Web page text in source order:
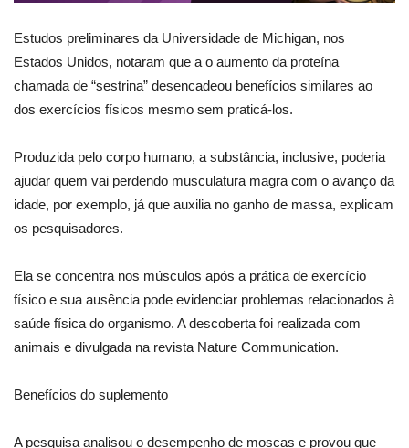
Estudos preliminares da Universidade de Michigan, nos
Estados Unidos, notaram que a o aumento da proteína
chamada de “sestrina” desencadeou benefícios similares ao
dos exercícios físicos mesmo sem praticá-los.
Produzida pelo corpo humano, a substância, inclusive, poderia
ajudar quem vai perdendo musculatura magra com o avanço da
idade, por exemplo, já que auxilia no ganho de massa, explicam
os pesquisadores.
Ela se concentra nos músculos após a prática de exercício
físico e sua ausência pode evidenciar problemas relacionados à
saúde física do organismo. A descoberta foi realizada com
animais e divulgada na revista Nature Communication.
Benefícios do suplemento
A pesquisa analisou o desempenho de moscas e provou que